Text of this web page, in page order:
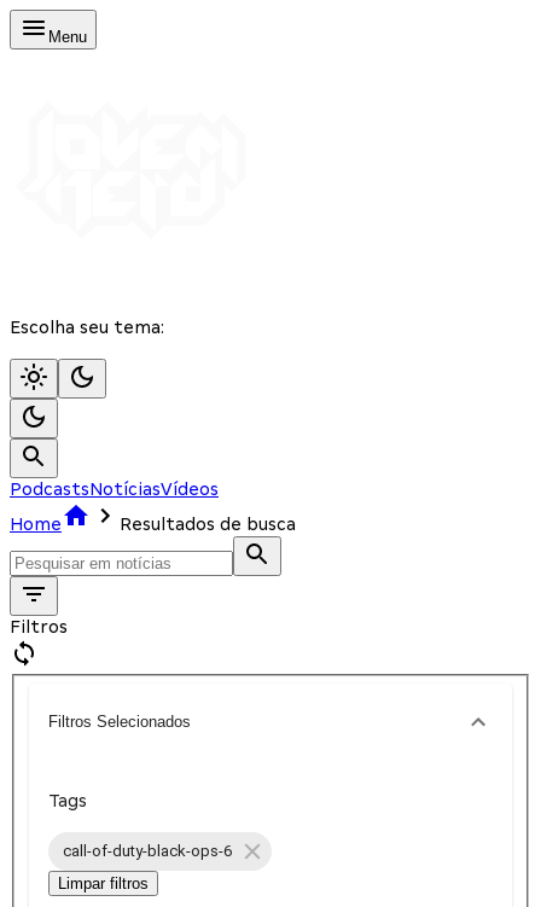
Menu
Escolha seu tema:
PodcastsNotíciasVídeos
Home
Resultados de busca
Filtros
Filtros Selecionados
Tags
call-of-duty-black-ops-6
Limpar filtros